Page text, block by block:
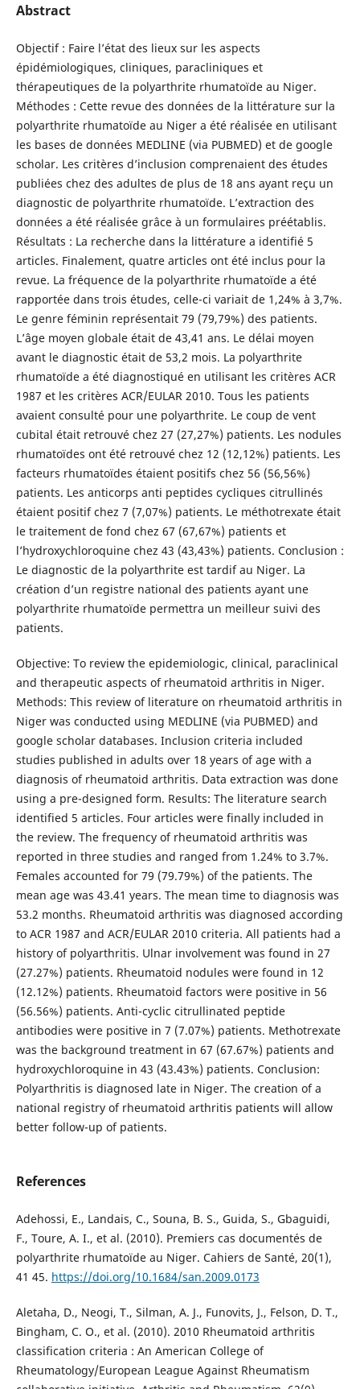
Abstract
Objectif : Faire l’état des lieux sur les aspects
épidémiologiques, cliniques, paracliniques et
thérapeutiques de la polyarthrite rhumatoïde au Niger.
Méthodes : Cette revue des données de la littérature sur la
polyarthrite rhumatoïde au Niger a été réalisée en utilisant
les bases de données MEDLINE (via PUBMED) et de google
scholar. Les critères d’inclusion comprenaient des études
publiées chez des adultes de plus de 18 ans ayant reçu un
diagnostic de polyarthrite rhumatoïde. L’extraction des
données a été réalisée grâce à un formulaires préétablis.
Résultats : La recherche dans la littérature a identifié 5
articles. Finalement, quatre articles ont été inclus pour la
revue. La fréquence de la polyarthrite rhumatoïde a été
rapportée dans trois études, celle-ci variait de 1,24% à 3,7%.
Le genre féminin représentait 79 (79,79%) des patients.
L’âge moyen globale était de 43,41 ans. Le délai moyen
avant le diagnostic était de 53,2 mois. La polyarthrite
rhumatoïde a été diagnostiqué en utilisant les critères ACR
1987 et les critères ACR/EULAR 2010. Tous les patients
avaient consulté pour une polyarthrite. Le coup de vent
cubital était retrouvé chez 27 (27,27%) patients. Les nodules
rhumatoïdes ont été retrouvé chez 12 (12,12%) patients. Les
facteurs rhumatoïdes étaient positifs chez 56 (56,56%)
patients. Les anticorps anti peptides cycliques citrullinés
étaient positif chez 7 (7,07%) patients. Le méthotrexate était
le traitement de fond chez 67 (67,67%) patients et
l’hydroxychloroquine chez 43 (43,43%) patients. Conclusion :
Le diagnostic de la polyarthrite est tardif au Niger. La
création d’un registre national des patients ayant une
polyarthrite rhumatoïde permettra un meilleur suivi des
patients.
Objective: To review the epidemiologic, clinical, paraclinical
and therapeutic aspects of rheumatoid arthritis in Niger.
Methods: This review of literature on rheumatoid arthritis in
Niger was conducted using MEDLINE (via PUBMED) and
google scholar databases. Inclusion criteria included
studies published in adults over 18 years of age with a
diagnosis of rheumatoid arthritis. Data extraction was done
using a pre-designed form. Results: The literature search
identified 5 articles. Four articles were finally included in
the review. The frequency of rheumatoid arthritis was
reported in three studies and ranged from 1.24% to 3.7%.
Females accounted for 79 (79.79%) of the patients. The
mean age was 43.41 years. The mean time to diagnosis was
53.2 months. Rheumatoid arthritis was diagnosed according
to ACR 1987 and ACR/EULAR 2010 criteria. All patients had a
history of polyarthritis. Ulnar involvement was found in 27
(27.27%) patients. Rheumatoid nodules were found in 12
(12.12%) patients. Rheumatoid factors were positive in 56
(56.56%) patients. Anti-cyclic citrullinated peptide
antibodies were positive in 7 (7.07%) patients. Methotrexate
was the background treatment in 67 (67.67%) patients and
hydroxychloroquine in 43 (43.43%) patients. Conclusion:
Polyarthritis is diagnosed late in Niger. The creation of a
national registry of rheumatoid arthritis patients will allow
better follow-up of patients.
References
Adehossi, E., Landais, C., Souna, B. S., Guida, S., Gbaguidi,
F., Toure, A. I., et al. (2010). Premiers cas documentés de
polyarthrite rhumatoïde au Niger. Cahiers de Santé, 20(1),
41 45. https://doi.org/10.1684/san.2009.0173
Aletaha, D., Neogi, T., Silman, A. J., Funovits, J., Felson, D. T.,
Bingham, C. O., et al. (2010). 2010 Rheumatoid arthritis
classification criteria : An American College of
Rheumatology/European League Against Rheumatism